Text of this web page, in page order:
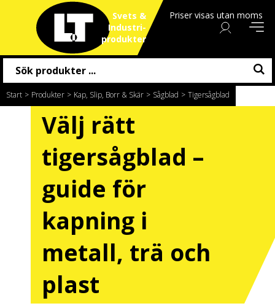
Priser visas utan moms
Svets &
Industri
produkter
Start / Produkter / Kap, Slip, Borr & Skär / Sågblad / Tigersågblad
Välj rätt
tigersågblad –
guide för
kapning i
metall, trä och
plast